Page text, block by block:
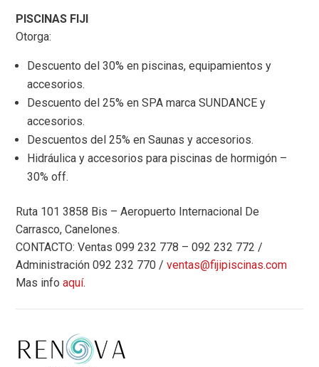
PISCINAS FIJI
Otorga:
Descuento del 30% en piscinas, equipamientos y
accesorios.
Descuento del 25% en SPA marca SUNDANCE y
accesorios.
Descuentos del 25% en Saunas y accesorios.
Hidráulica y accesorios para piscinas de hormigón –
30% off.
Ruta 101 3858 Bis – Aeropuerto Internacional De
Carrasco, Canelones.
CONTACTO: Ventas 099 232 778 – 092 232 772 /
Administración 092 232 770 /ventas@fijipiscinas.com
Mas infoaquí.